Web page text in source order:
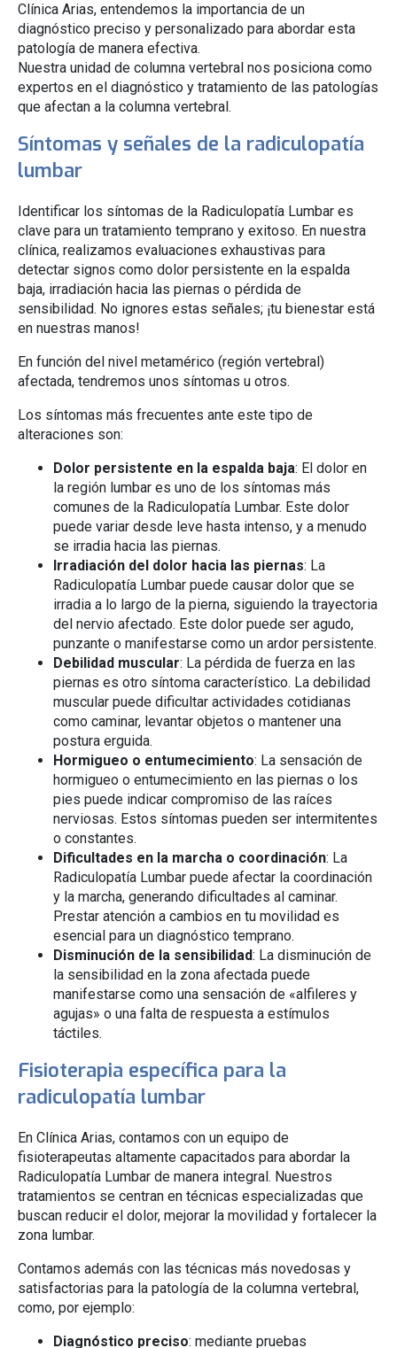
Clínica Arias, entendemos la importancia de un
diagnóstico preciso y personalizado para abordar esta
patología de manera efectiva.
Nuestra unidad de columna vertebral nos posiciona como
expertos en el diagnóstico y tratamiento de las patologías
que afectan a la columna vertebral.
Síntomas y señales de la radiculopatía
lumbar
Identificar los síntomas de la Radiculopatía Lumbar es
clave para un tratamiento temprano y exitoso. En nuestra
clínica, realizamos evaluaciones exhaustivas para
detectar signos como dolor persistente en la espalda
baja, irradiación hacia las piernas o pérdida de
sensibilidad. No ignores estas señales; ¡tu bienestar está
en nuestras manos!
En función del nivel metamérico (región vertebral)
afectada, tendremos unos síntomas u otros.
Los síntomas más frecuentes ante este tipo de
alteraciones son:
Dolor persistente en la espalda baja: El dolor en
la región lumbar es uno de los síntomas más
comunes de la Radiculopatía Lumbar. Este dolor
puede variar desde leve hasta intenso, y a menudo
se irradia hacia las piernas.
Irradiación del dolor hacia las piernas: La
Radiculopatía Lumbar puede causar dolor que se
irradia a lo largo de la pierna, siguiendo la trayectoria
del nervio afectado. Este dolor puede ser agudo,
punzante o manifestarse como un ardor persistente.
Debilidad muscular: La pérdida de fuerza en las
piernas es otro síntoma característico. La debilidad
muscular puede dificultar actividades cotidianas
como caminar, levantar objetos o mantener una
postura erguida.
Hormigueo o entumecimiento: La sensación de
hormigueo o entumecimiento en las piernas o los
pies puede indicar compromiso de las raíces
nerviosas. Estos síntomas pueden ser intermitentes
o constantes.
Dificultades en la marcha o coordinación: La
Radiculopatía Lumbar puede afectar la coordinación
y la marcha, generando dificultades al caminar.
Prestar atención a cambios en tu movilidad es
esencial para un diagnóstico temprano.
Disminución de la sensibilidad: La disminución de
la sensibilidad en la zona afectada puede
manifestarse como una sensación de «alfileres y
agujas» o una falta de respuesta a estímulos
táctiles.
Fisioterapia específica para la
radiculopatía lumbar
En Clínica Arias, contamos con un equipo de
fisioterapeutas altamente capacitados para abordar la
Radiculopatía Lumbar de manera integral. Nuestros
tratamientos se centran en técnicas especializadas que
buscan reducir el dolor, mejorar la movilidad y fortalecer la
zona lumbar.
Contamos además con las técnicas más novedosas y
satisfactorias para la patología de la columna vertebral,
como, por ejemplo:
Diagnóstico preciso: mediante pruebas